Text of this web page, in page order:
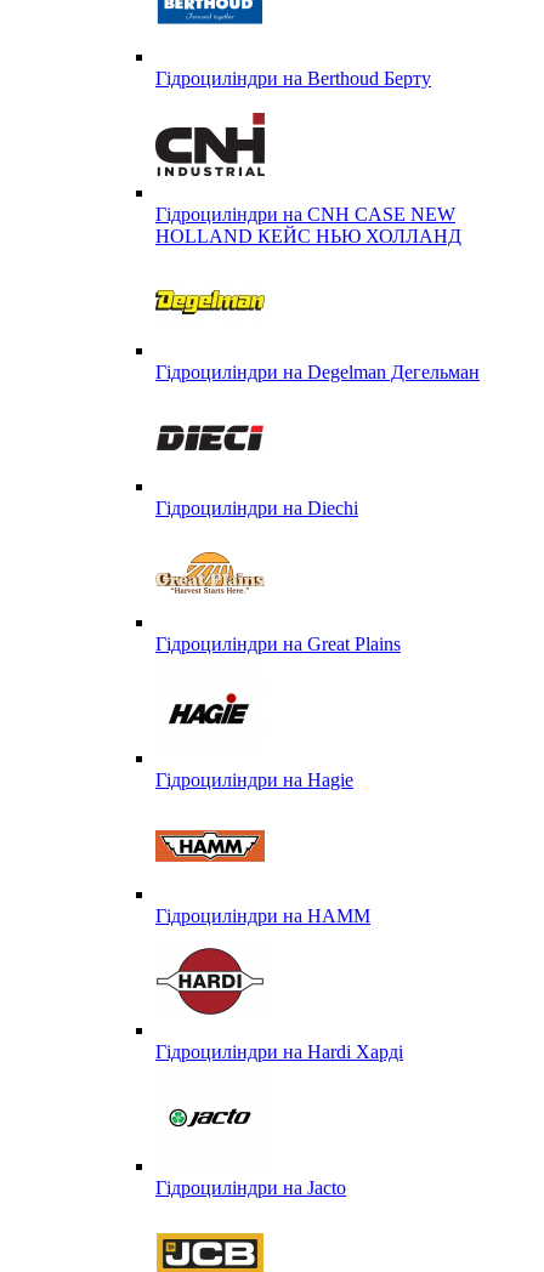
Гідроциліндри на Berthoud Берту
Гідроциліндри на CNH CASE NEW
HOLLAND КЕЙС НЬЮ ХОЛЛАНД
Гідроциліндри на Degelman Дегельман
Гідроциліндри на Diechi
Гідроциліндри на Great Plains
Гідроциліндри на Hagie
Гідроциліндри на HAMM
Гідроциліндри на Hardi Харді
Гідроциліндри на Jacto